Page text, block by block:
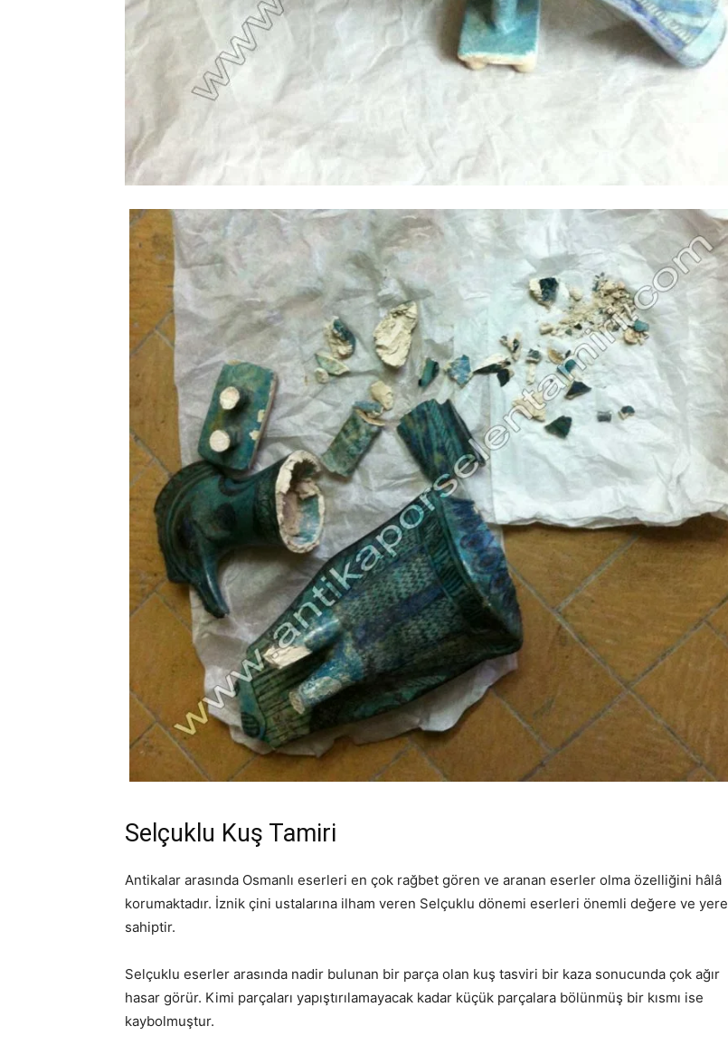
Selçuklu Kuş Tamiri
Antikalar arasında Osmanlı eserleri en çok rağbet gören ve aranan eserler olma özelliğini hâlâ
korumaktadır. İznik çini ustalarına ilham veren Selçuklu dönemi eserleri önemli değere ve yere
sahiptir.
Selçuklu eserler arasında nadir bulunan bir parça olan kuş tasviri bir kaza sonucunda çok ağır
hasar görür. Kimi parçaları yapıştırılamayacak kadar küçük parçalara bölünmüş bir kısmı ise
kaybolmuştur.